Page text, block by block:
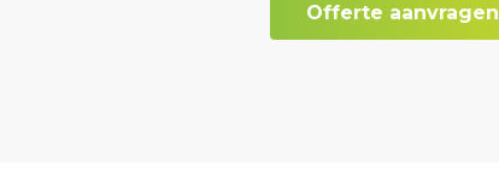
Offerte aanvragen